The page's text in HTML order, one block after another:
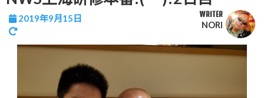
2019年9月15日 WRITER
NORI